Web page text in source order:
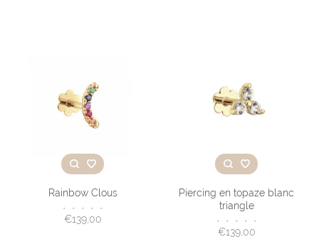
Rainbow Clous
• • • • •
€139,00
Piercing en topaze blanc
triangle
• • • • •
€139,00